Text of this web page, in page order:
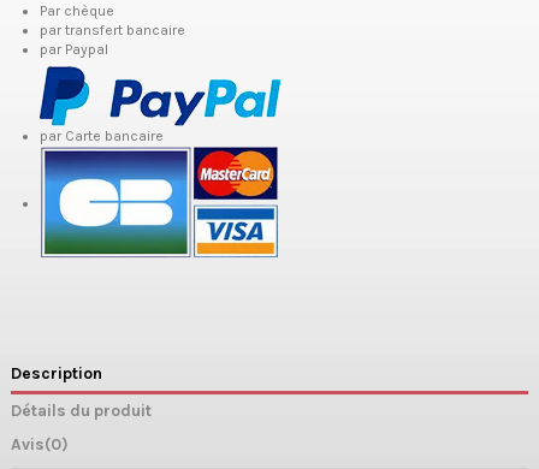
Par chèque
par transfert bancaire
par Paypal
par Carte bancaire
Description
Détails du produit
Avis(0)